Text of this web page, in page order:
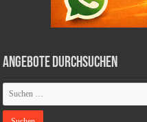
Angebote durchsuchen